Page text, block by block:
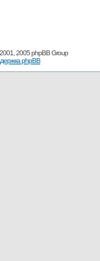
2005 phpBB Group
phpBB